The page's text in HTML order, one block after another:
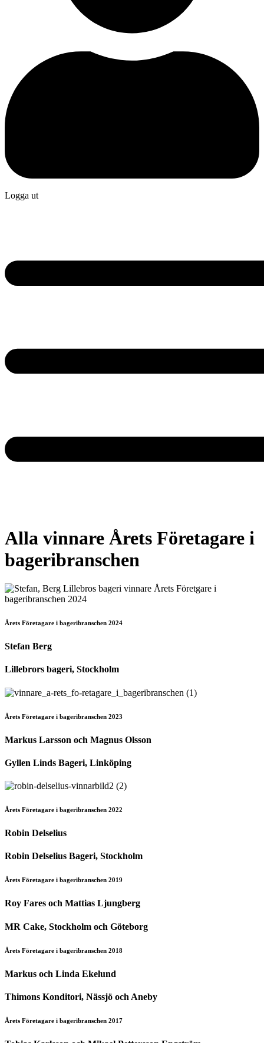
Logga ut
Alla vinnare Årets Företagare i
bageribranschen
Årets Företagare i bageribranschen 2024
Stefan Berg
Lillebrors bageri, Stockholm
Årets Företagare i bageribranschen 2023
Markus Larsson och Magnus Olsson
Gyllen Linds Bageri, Linköping
Årets Företagare i bageribranschen 2022
Robin Delselius
Robin Delselius Bageri, Stockholm
Årets Företagare i bageribranschen 2019
Roy Fares och Mattias Ljungberg
MR Cake, Stockholm och Göteborg
Årets Företagare i bageribranschen 2018
Markus och Linda Ekelund
Thimons Konditori, Nässjö och Aneby
Årets Företagare i bageribranschen 2017